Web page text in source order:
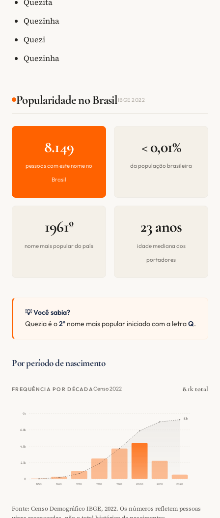
Quezinha
Quezi
Quezinha
Popularidade no BrasilIBGE 2022
8.149
pessoas com este nome no
Brasil
< 0,01%
da população brasileira
1961º
nome mais popular do país
23 anos
idade mediana dos
portadores
💡 Você sabia?
Quezia é o2º nome mais popular iniciado com a letraQ.
Por período de nascimento
FREQUÊNCIA POR DÉCADACenso 2022 8.1k total
0
2.3k
4.5k
6.8k
9k
1950 1960 1970 1980 1990 2000 2010 2020
8.1k
Fonte: Censo Demográfico IBGE, 2022. Os números refletem pessoas